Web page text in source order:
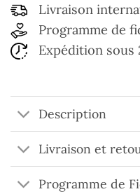
Livraison
Programme de
Expédition sous
Description
Livraison et
Programme de